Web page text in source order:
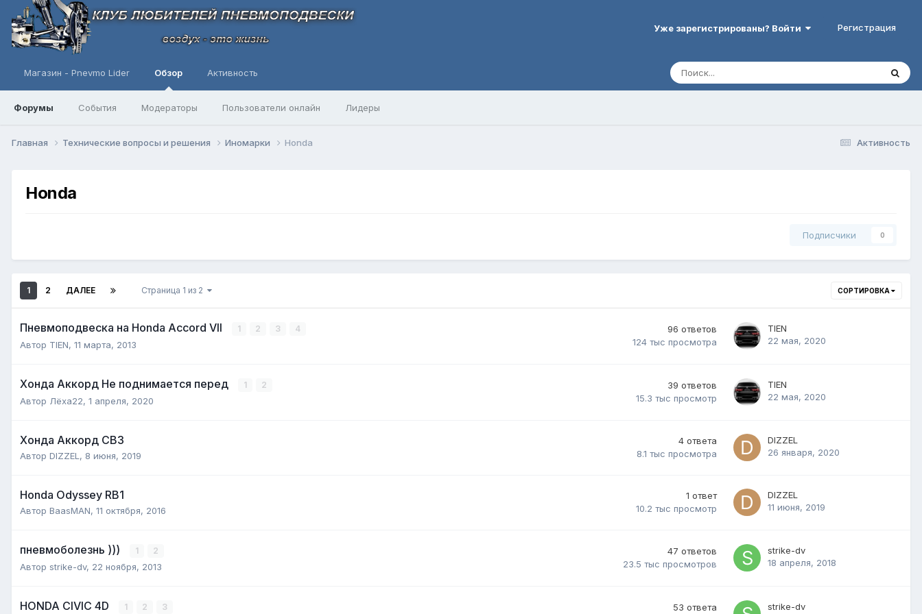
Уже зарегистрированы? Войти Регистрация
Магазин - Pnevmo Lider Обзор
Форумы События Модераторы Пользователи онлайн Лидеры
Активность
Активность
Главная Технические вопросы и решения Иномарки Honda
Honda
Подписчики 0
СОРТИРОВКА
1 2 ДАЛЕЕ Страница 1 из 2
Пневмоподвеска на Нonda Аccord VII 1 2 3 4
Автор TIEN, 11 марта, 2013
96 ответов
124 тыс просмотра
TIEN
22 мая, 2020
Хонда Аккорд Не поднимается перед 1 2
Автор Лёха22, 1 апреля, 2020
39 ответов
15.3 тыс просмотр
TIEN
22 мая, 2020
Хонда Аккорд CB3
Автор DIZZEL , 8 июня, 2019
4 ответа
8.1 тыс просмотра
DIZZEL
26 января, 2020
Honda Odyssey RB1
Автор BaasMAN, 11 октября, 2016
1 ответ
10.2 тыс просмотр
DIZZEL
11 июня, 2019
пневмоболезнь ))) 1 2
Автор strike-dv, 22 ноября, 2013
47 ответов
23.5 тыс просмотров
strike-dv
18 апреля, 2018
HONDA CIVIC 4D 1 2 3 53 ответа
strike-dv